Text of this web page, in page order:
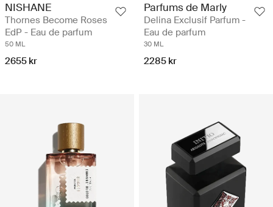
NISHANE
Thornes Become Roses
EdP - Eau de parfum
50 ML
2655 kr
Parfums de Marly
Delina Exclusif Parfum -
Eau de parfum
30 ML
2285 kr